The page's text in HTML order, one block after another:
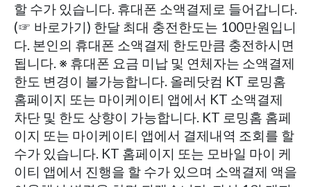
할 수가 있습니다. 휴대폰 소액결제로 들어갑니다.
(☞ 바로가기) 한달 최대 충전한도는 100만원입니
다. 본인의 휴대폰 소액결제 한도만큼 충전하시면
됩니다. ※ 휴대폰 요금 미납 및 연체자는 소액결제
한도 변경이 불가능합니다. 올레닷컴 KT 로밍홈
홈페이지 또는 마이케이티 앱에서 KT 소액결제
차단 및 한도 상향이 가능합니다. KT 로밍홈 홈페
이지 또는 마이케이티 앱에서 결제내역 조회를 할
수가 있습니다. KT 홈페이지 또는 모바일 마이 케
이티 앱에서 진행을 할 수가 있으며 소액결제 액을